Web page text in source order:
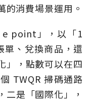
的消費場景運用。
e point」，以「1
單、兌換商品，還
」，點數可以在四
TWQR 掃碼通路
二是「國際化」，